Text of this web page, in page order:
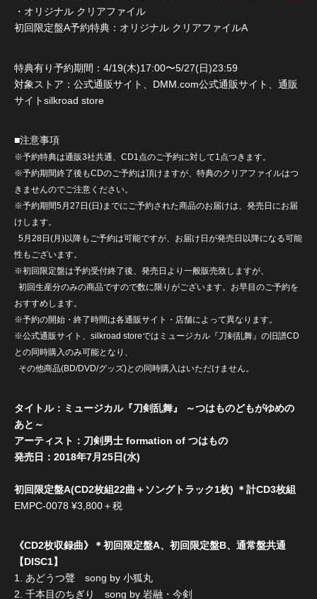
・オリジナル クリアファイル
初回限定盤A予約特典：オリジナル クリアファイルA
特典有り予約期間：4/19(木)17:00〜5/27(日)23:59
対象ストア：公式通販サイト、DMM.com公式通販サイト、通販
サイトsilkroad store
■注意事項
※予約特典は通販3社共通、CD1点のご予約に対して1点つきます。
※予約期間終了後もCDのご予約は頂けますが、特典のクリアファイルはつ
きませんのでご注意ください。
※予約期間5月27日(日)までにご予約された商品のお届けは、発売日にお届
けします。
5月28日(月)以降もご予約は可能ですが、お届け日が発売日以降になる可能
性もございます。
※初回限定盤は予約受付終了後、発売日より一般販売致しますが、
初回生産分のみの商品ですので数に限りがございます。お早目のご予約を
おすすめします。
※予約の開始・終了時間は各通販サイト・店舗によって異なります。
※公式通販サイト、silkroad storeではミュージカル『刀剣乱舞』の旧譜CD
との同時購入のみ可能となり、
その他商品(BD/DVD/グッズ)との同時購入はいただけません。
タイトル：ミュージカル『刀剣乱舞』 ～つはものどもがゆめの
あと～
アーティスト：刀剣男士 formation of つはもの
発売日：2018年7月25日(水)
初回限定盤A(CD2枚組22曲＋ソングトラック1枚) ＊計CD3枚組
EMPC-0078 ¥3,800＋税
《CD2枚収録曲》＊初回限定盤A、初回限定盤B、通常盤共通
【DISC1】
1. あどうつ聲 song by 小狐丸
2. 千本目のちぎり song by 岩融・今剣